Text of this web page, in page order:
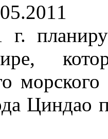
морского
Циндао